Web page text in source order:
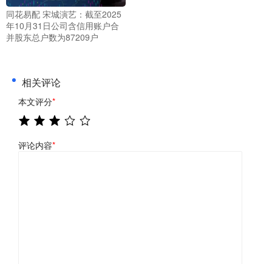
同花易配 宋城演艺：截至2025
年10月31日公司含信用账户合
并股东总户数为87209户
相关评论
本文评分*
评论内容*